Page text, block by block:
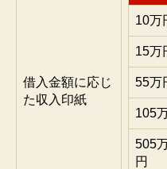
借入金額に応じ
た収入印紙
10万
15万
55万
105
505
円